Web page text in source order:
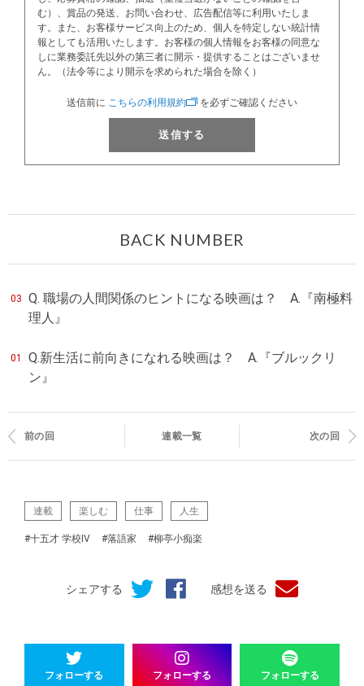
フォローする フォローする フォローする
む）、賞品の発送、お問い合わせ、広告配信等に利用いたしま
す。また、お客様サービス向上のため、個⼈を特定しない統計情
報としても活用いたします。お客様の個⼈情報をお客様の同意な
しに業務委託先以外の第三者に開示・提供することはございませ
ん。（法令等により開⽰を求められた場合を除く）
送信前に こちらの利用規約 を必ずご確認ください
送信する
BACK NUMBER
03
Q. 職場の人間関係のヒントになる映画は？ A.『南極料
理人』
01
Q.新生活に前向きになれる映画は？ A.『ブルックリ
ン』
前の回 連載一覧 次の回
連載 楽しむ 仕事 人生
#十五才 学校IV #落語家 #柳亭小痴楽
シェアする 感想を送る